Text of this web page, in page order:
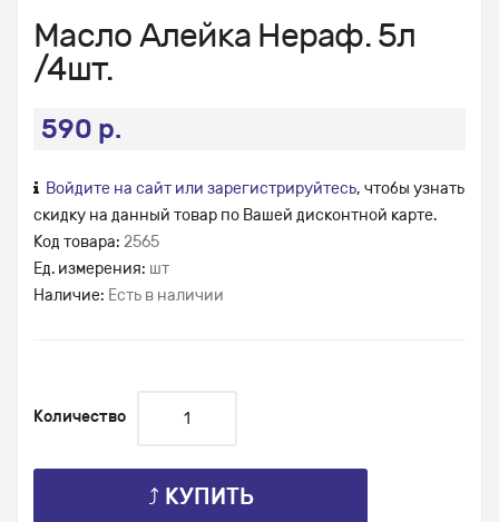
Масло Алейка Нераф. 5л
/4шт.
590 р.
Войдите на сайт или зарегистрируйтесь, чтобы узнать
скидку на данный товар по Вашей дисконтной карте.
Код товара: 2565
Ед. измерения: шт
Наличие: Есть в наличии
Количество
⤴ КУПИТЬ